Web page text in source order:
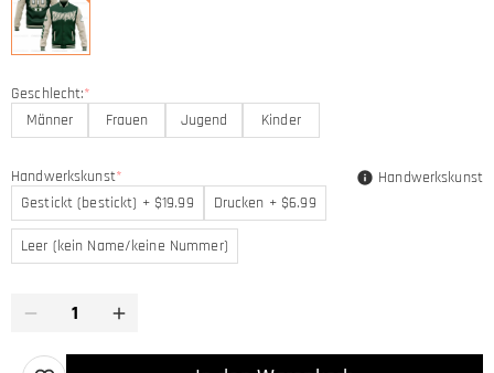
Geschlecht:*
Männer
Frauen Jugend Kinder
Handwerkskunst*
Gestickt (bestickt) + $19.99
Drucken + $6.99
Leer (kein Name/keine Nummer)
Handwerkskunst